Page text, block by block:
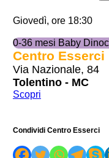
Giovedì, ore 18:30
0-36 mesi Baby
Centro Esserci
Via Nazionale, 84
Tolentino - MC
Scopri
Condividi Centro Esserci